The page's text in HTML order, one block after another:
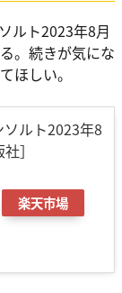
ルト2023年8月
。続きが気にな
ほしい。
ルト2023年8
］
楽天市場